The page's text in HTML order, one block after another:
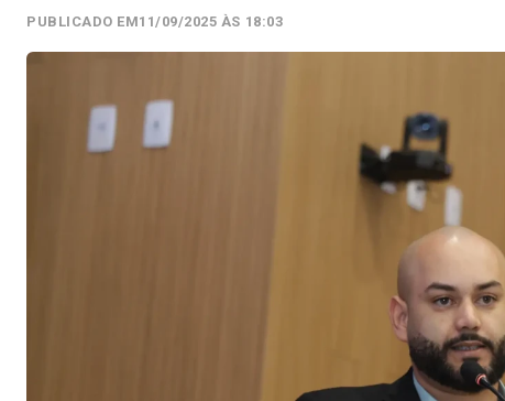
PUBLICADO EM11/09/2025 ÀS 18:03